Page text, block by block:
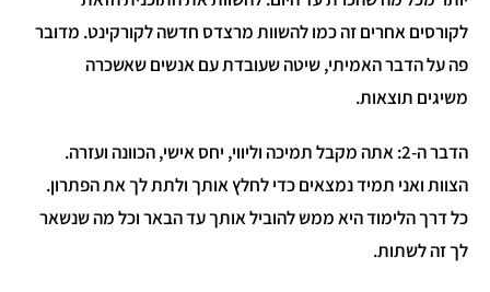
לקורסים אחרים זה כמו להשוות מרצדס חדשה לקורקינט. מדובר
פה על הדבר האמיתי, שיטה שעובדת עם אנשים שאשכרה
משיגים תוצאות.
הדבר ה-2: אתה מקבל תמיכה וליווי, יחס אישי, הכוונה ועזרה.
הצוות ואני תמיד נמצאים כדי לחלץ אותך ולתת לך את הפתרון.
כל דרך הלימוד היא ממש להוביל אותך עד הבאר וכל מה שנשאר
לך זה לשתות.